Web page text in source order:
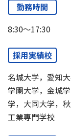
勤務時間
8:30～17:30
採用実績校
名城大学，愛知
学園大学，金城
学，大同大学，
工業専門学校